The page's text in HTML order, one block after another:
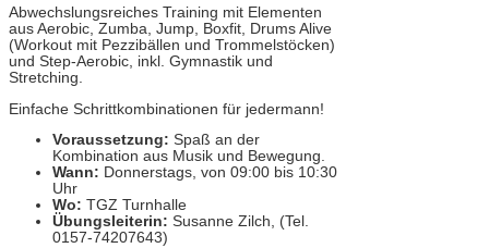
Abwechslungsreiches Training mit Elementen
aus Aerobic, Zumba, Jump, Boxfit, Drums Alive
(Workout mit Pezzibällen und Trommelstöcken)
und Step-Aerobic, inkl. Gymnastik und
Stretching.
Einfache Schrittkombinationen für jedermann!
Voraussetzung: Spaß an der
Kombination aus Musik und Bewegung.
Wann: Donnerstags, von 09:00 bis 10:30
Uhr
Wo: TGZ Turnhalle
Übungsleiterin: Susanne Zilch, (Tel.
0157-74207643)